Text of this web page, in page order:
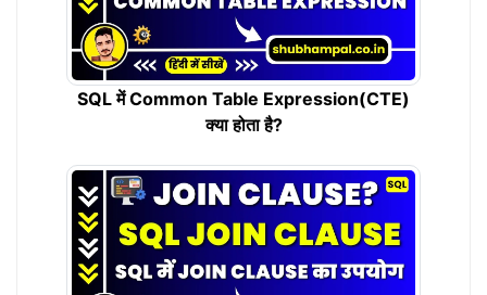
SQL में Common Table Expression(CTE)
क्या होता है?